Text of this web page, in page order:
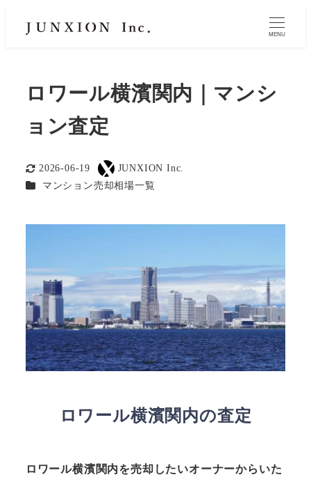
MENU
ロワール横濱関内｜マンシ
ョン査定
更新日
2026-06-19
著
者
JUNXION Inc.
カテゴリー
マンション売却相場一覧
ロワール横濱関内の査定
ロワール横濱関内を売却したいオーナーからいた